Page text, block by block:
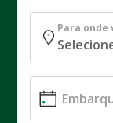
Para onde